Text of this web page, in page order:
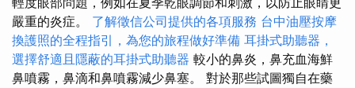
嚴重的炎症。 了解徵信公司提供的各項服務 台中油壓按摩
換護照的全程指引，為您的旅程做好準備 耳掛式助聽器，
選擇舒適且隱蔽的耳掛式助聽器 較小的鼻炎，鼻充血海鮮
鼻噴霧，鼻滴和鼻噴霧減少鼻塞。 對於那些試圖獨自在藥